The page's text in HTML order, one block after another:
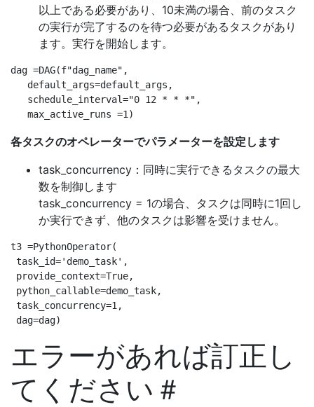
以上である必要があり、10未満の場合、前のタスク
の実行が完了するのを待つ必要があるタスクがあり
ます。実行を開始します。
dag =DAG(f"dag_name",
   default_args=default_args,
   schedule_interval="0 12 * * *",
各タスクのオペレーターでパラメーターを設定します
task_concurrency：同時に実行できるタスクの最大
数を制御します
task_concurrency = 1の場合、タスクは同時に1回し
か実行できず、他のタスクは影響を受けません。
t3 =PythonOperator(
task_id='demo_task',
provide_context=True,
python_callable=demo_task,
task_concurrency=1,
エラーがあれば訂正し
てください＃